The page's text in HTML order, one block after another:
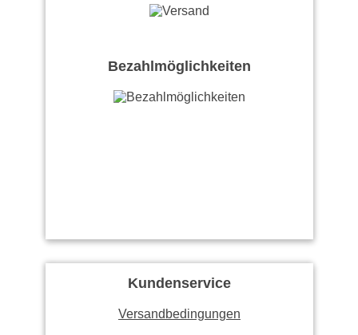
Bezahlmöglichkeiten
Kundenservice
Versandbedingungen